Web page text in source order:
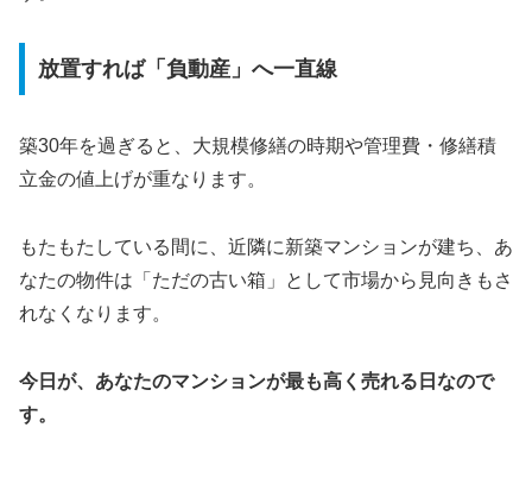
放置すれば「負動産」へ一直線
築30年を過ぎると、大規模修繕の時期や管理費・修繕積
立金の値上げが重なります。
もたもたしている間に、近隣に新築マンションが建ち、あ
なたの物件は「ただの古い箱」として市場から見向きもさ
れなくなります。
今日が、あなたのマンションが最も高く売れる日なので
す。